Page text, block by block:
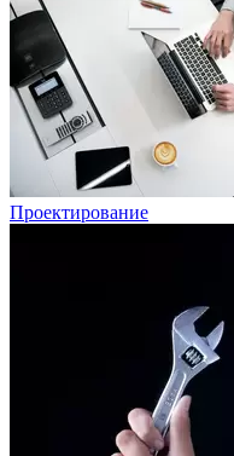
Проектирование